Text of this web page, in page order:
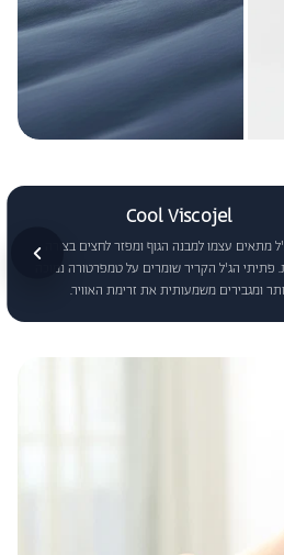
Cool Viscojel
מתאים עצמו למבנה הגוף ומפזר לחצים בצורה
פתיתי הג'ל הקריר שומרים על טמפרטורה נמוכה
ומגבירים משמעותית את זרימת האוויר.